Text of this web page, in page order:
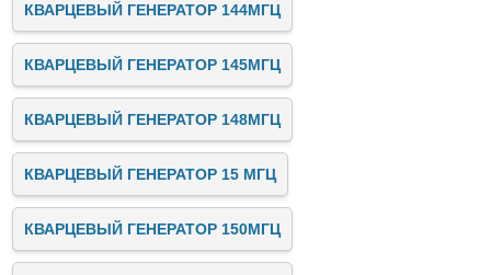
КВАРЦЕВЫЙ ГЕНЕРАТОР 144МГЦ
КВАРЦЕВЫЙ ГЕНЕРАТОР 145МГЦ
КВАРЦЕВЫЙ ГЕНЕРАТОР 148МГЦ
КВАРЦЕВЫЙ ГЕНЕРАТОР 15 МГЦ
КВАРЦЕВЫЙ ГЕНЕРАТОР 150МГЦ